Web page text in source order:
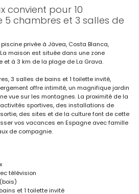
convient pour 10
5 chambres et 3 salles de
privée à Jávea, Costa Blanca,
maison est située dans une zone
à 3 km de la plage de La Grava.
3 salles de bains et 1 toilette invité,
offre intimité, un magnifique jardin
vue sur les montagnes. La proximité de la
sportives, des installations de
des sites et de la culture font de cette
vos vacances en Espagne avec famille
de compagnie.
télévision
et 1 toilette invité